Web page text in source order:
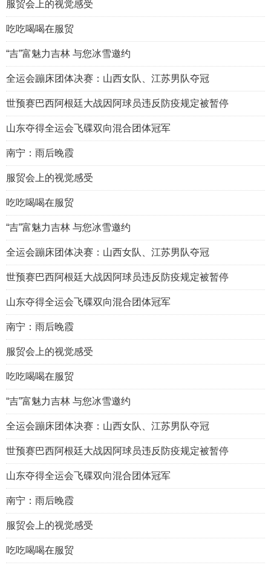
服贸会上的视觉感受
吃吃喝喝在服贸
“吉”富魅力吉林 与您冰雪邀约
全运会蹦床团体决赛：山西女队、江苏男队夺冠
世预赛巴西阿根廷大战因阿球员违反防疫规定被暂停
山东夺得全运会飞碟双向混合团体冠军
南宁：雨后晚霞
服贸会上的视觉感受
吃吃喝喝在服贸
“吉”富魅力吉林 与您冰雪邀约
全运会蹦床团体决赛：山西女队、江苏男队夺冠
世预赛巴西阿根廷大战因阿球员违反防疫规定被暂停
山东夺得全运会飞碟双向混合团体冠军
南宁：雨后晚霞
服贸会上的视觉感受
吃吃喝喝在服贸
“吉”富魅力吉林 与您冰雪邀约
全运会蹦床团体决赛：山西女队、江苏男队夺冠
世预赛巴西阿根廷大战因阿球员违反防疫规定被暂停
山东夺得全运会飞碟双向混合团体冠军
南宁：雨后晚霞
服贸会上的视觉感受
吃吃喝喝在服贸